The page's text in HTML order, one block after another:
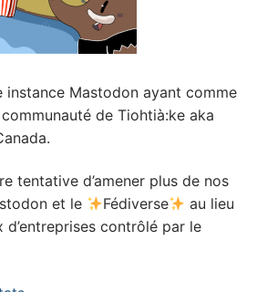
instance Mastodon ayant comme
de Tiohtià:ke aka
tentative d’amener plus de nos
et le
Fédiverse
au lieu
d’entreprises contrôlé par le